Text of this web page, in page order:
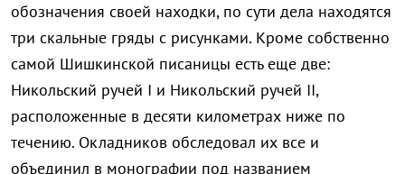
обозначения своей находки, по сути дела находятся
три скальные гряды с рисунками. Кроме собственно
самой Шишкинской писаницы есть еще две:
Никольский ручей I и Никольский ручей II,
расположенные в десяти километрах ниже по
течению. Окладников обследовал их все и
объединил в монографии под названием